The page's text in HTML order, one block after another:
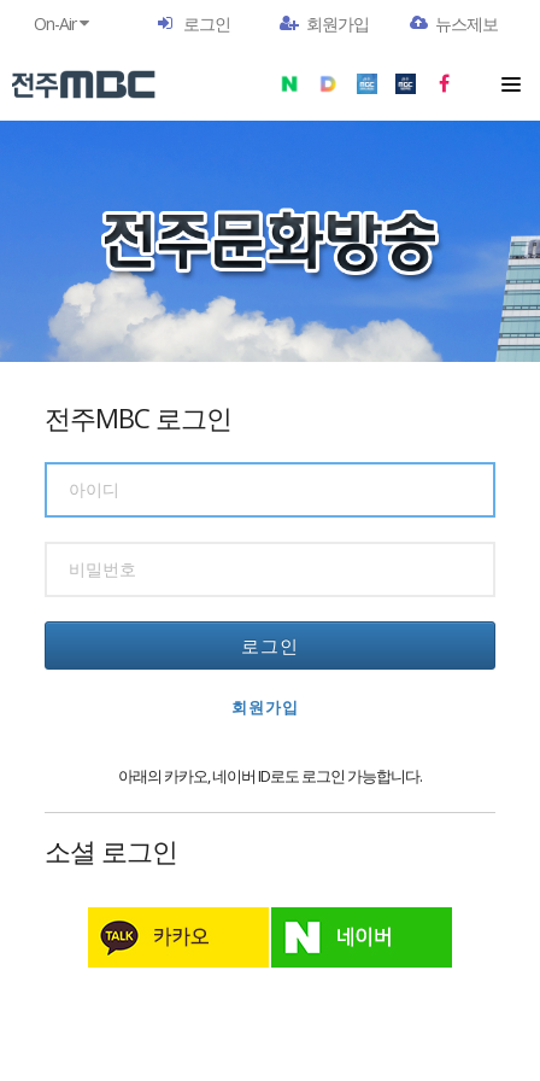
On-Air 로그인 회원가입 뉴스제보
전주MBC 로그인
로그인
회원가입
아래의 카카오, 네이버 ID로도 로그인 가능합니다.
소셜 로그인